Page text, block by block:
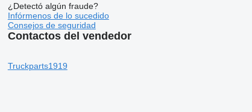
¿Detectó algún fraude?
Infórmenos de lo sucedido
Consejos de seguridad
Contactos del vendedor
Truckparts1919